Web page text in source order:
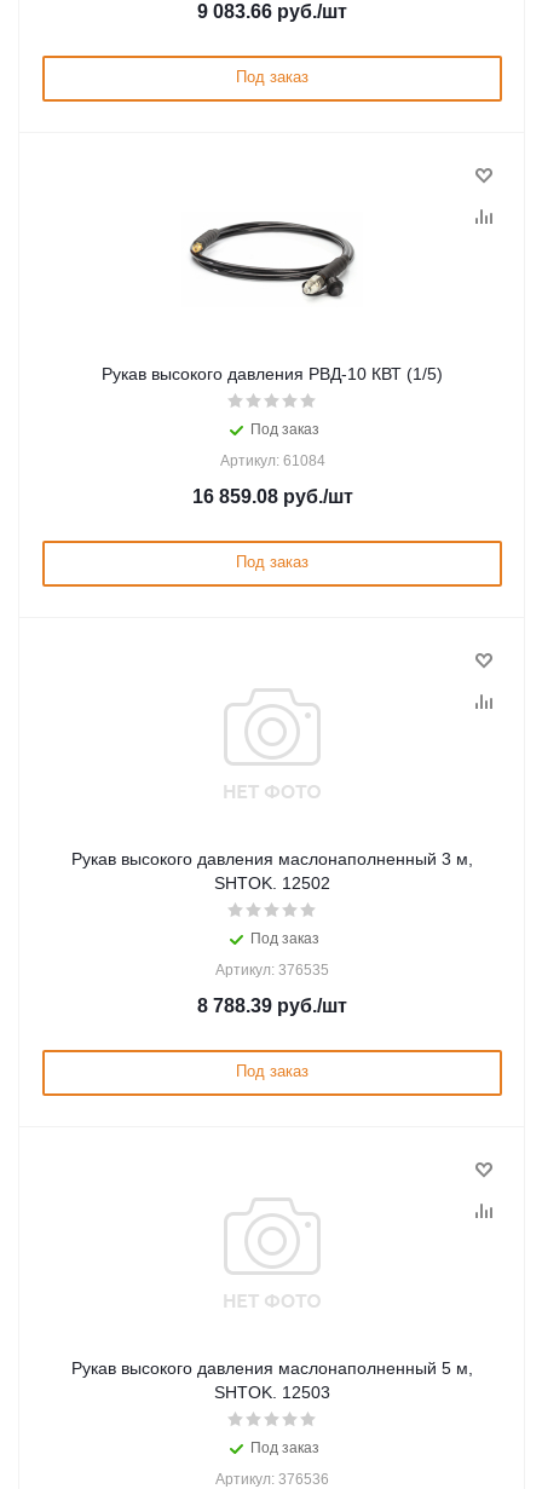
9 083.66 руб./шт
Под заказ
Рукав высокого давления РВД-10 КВТ (1/5)
Под заказ
Артикул: 61084
16 859.08руб./шт
Под заказ
Рукав высокого давления маслонаполненный 3 м,
SHTOK. 12502
Под заказ
Артикул: 376535
8 788.39 руб./шт
Под заказ
Рукав высокого давления маслонаполненный 5 м,
SHTOK. 12503
Под заказ
Артикул: 376536